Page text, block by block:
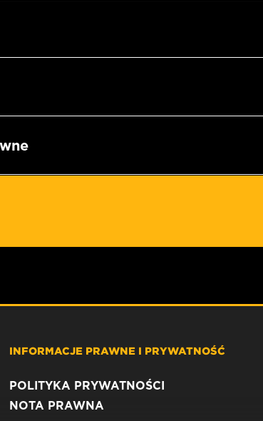
INFORMACJE PRAWNE I PRYWATNOŚĆ
POLITYKA PRYWATNOŚCI
NOTA PRAWNA